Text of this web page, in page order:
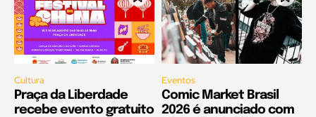
Cultura
Praça da Liberdade
recebe evento gratuito
Eventos
Comic Market Brasil
2026 é anunciado com